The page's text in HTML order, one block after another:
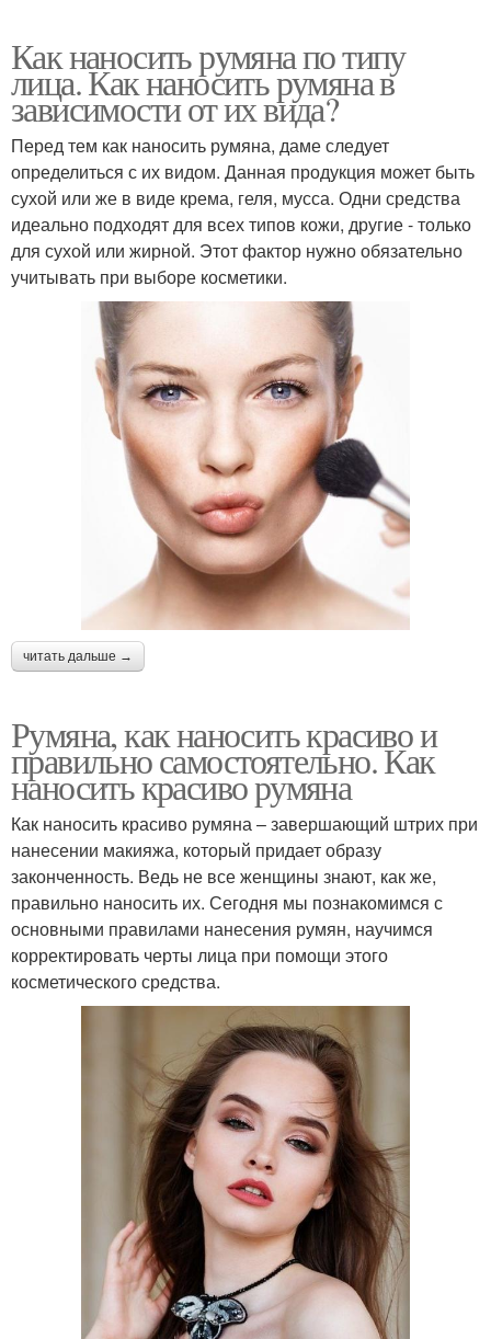
Как наносить румяна по типу
лица. Как наносить румяна в
зависимости от их вида?
Перед тем как наносить румяна, даме следует
определиться с их видом. Данная продукция может быть
сухой или же в виде крема, геля, мусса. Одни средства
идеально подходят для всех типов кожи, другие - только
для сухой или жирной. Этот фактор нужно обязательно
учитывать при выборе косметики.
читать дальше →
Румяна, как наносить красиво и
правильно самостоятельно. Как
наносить красиво румяна
Как наносить красиво румяна – завершающий штрих при
нанесении макияжа, который придает образу
законченность. Ведь не все женщины знают, как же,
правильно наносить их. Сегодня мы познакомимся с
основными правилами нанесения румян, научимся
корректировать черты лица при помощи этого
косметического средства.